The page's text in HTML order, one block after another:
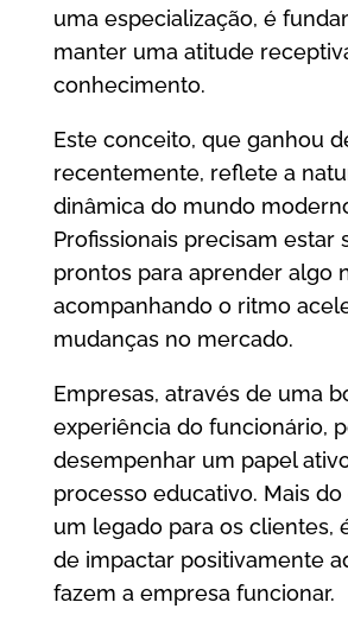
uma especialização, é
manter uma atitude
conhecimento.
Este conceito, que ganhou
recentemente, reflete a
dinâmica do mundo
Profissionais precisam estar
prontos para aprender algo
acompanhando o ritmo
mudanças no mercado.
Empresas, através de uma
experiência do funcionário,
desempenhar um papel
processo educativo. Mais
um legado para os clientes,
de impactar positivamente
fazem a empresa funcionar.